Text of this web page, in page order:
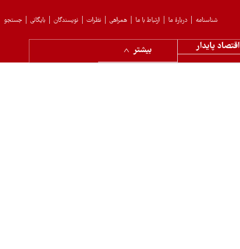
جستجو بایگانی نویسندگان نظرات همراهی ارتباط با ما دربارهٔ ما شناسنامه
اقتصاد پایدار بیشتر